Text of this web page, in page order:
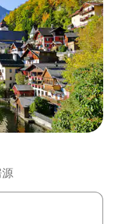
或通过点击或滑动手势